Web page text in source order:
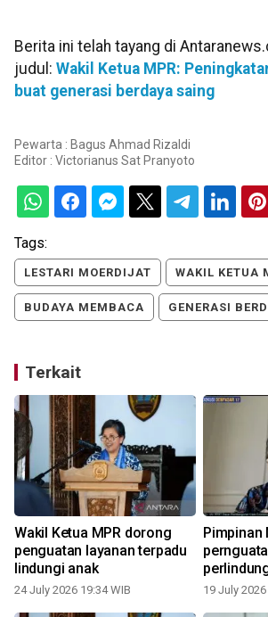
Berita ini telah tayang di
judul: Wakil Ketua MPR:
buat generasi berdaya saing
Pewarta : Bagus Ahmad Rizaldi
Editor : Victorianus Sat Pranyoto
Tags:
LESTARI MOERDIJAT WAKIL KETUA
BUDAYA MEMBACA GENERASI
Terkait
Wakil Ketua MPR dorong
penguatan layanan terpadu
lindungi anak
24 July 2026 19:34 WIB
Pimpinan
rentan
19 July